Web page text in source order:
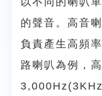
的聲音。高音
負責產生高頻
路喇叭為例，